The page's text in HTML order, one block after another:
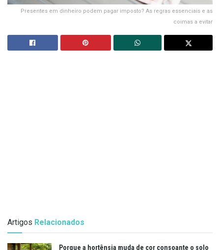
Presentes em dinheiro podem pagar imposto? As regras essenciais e as
coimas a evitar
Artigos Relacionados
Porque a hortênsia muda de cor consoante o solo